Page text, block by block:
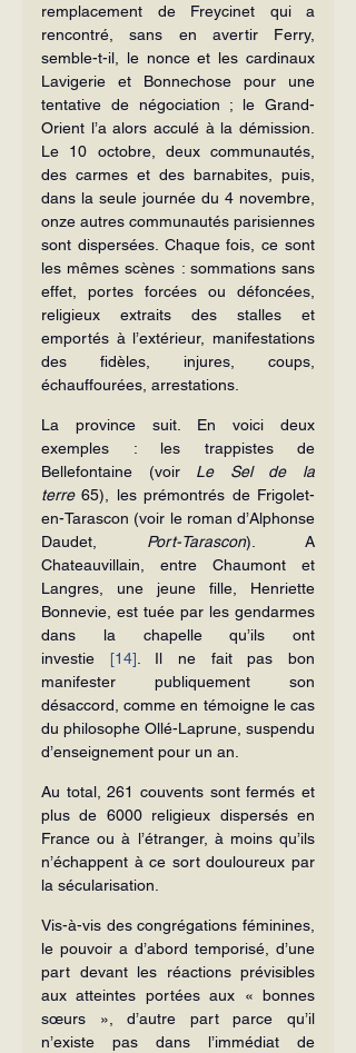
remplacement de Freycinet qui a
rencontré, sans en avertir Ferry,
semble-t-il, le nonce et les cardinaux
Lavigerie et Bonnechose pour une
tentative de négociation ; le Grand-
Orient l’a alors acculé à la démission.
Le 10 octobre, deux communautés,
des carmes et des barnabites, puis,
dans la seule journée du 4 novembre,
onze autres communautés parisiennes
sont dispersées. Chaque fois, ce sont
les mêmes scènes : sommations sans
effet, portes forcées ou défoncées,
religieux extraits des stalles et
emportés à l’extérieur, manifestations
des fidèles, injures, coups,
échauffourées, arrestations.
La province suit. En voici deux
exemples : les trappistes de
Bellefontaine (voir Le
Sel de la
terre 65), les prémontrés de Frigolet-
en-Tarascon (voir le roman d’Alphonse
Daudet, Port-Tarascon). A
Chateauvillain, entre Chaumont et
Langres, une jeune fille, Henriette
Bonnevie, est tuée par les gendarmes
dans la chapelle qu’ils ont
investie [14] . Il ne fait pas bon
manifester publiquement son
désaccord, comme en témoigne le cas
du philosophe Ollé-Laprune, suspendu
d’enseignement pour un an.
Au total, 261 couvents sont fermés et
plus de 6000 religieux dispersés en
France ou à l’étranger, à moins qu’ils
n’échappent à ce sort douloureux par
la sécularisation.
Vis-à-vis des congrégations féminines,
le pouvoir a d’abord temporisé, d’une
part devant les réactions prévisibles
aux atteintes portées aux « bonnes
sœurs », d’autre part parce qu’il
n’existe pas dans l’immédiat de